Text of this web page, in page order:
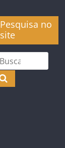
Pesquisa no
site